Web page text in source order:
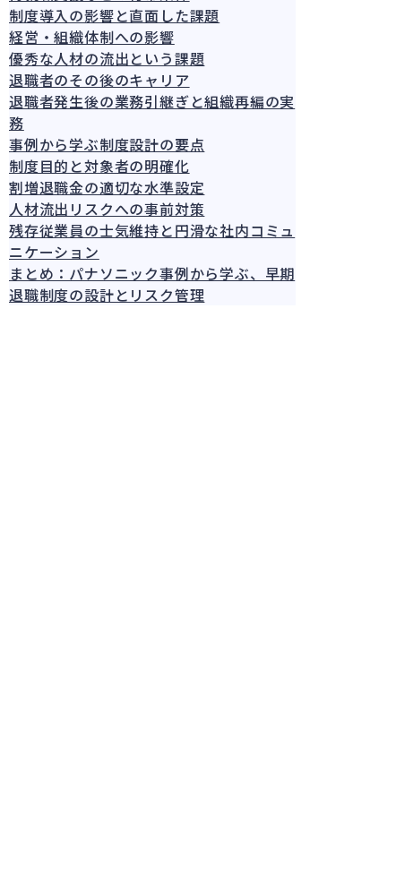
制度導入の影響と直面した課題
経営・組織体制への影響
優秀な人材の流出という課題
退職者のその後のキャリア
退職者発生後の業務引継ぎと組織再編の実
務
事例から学ぶ制度設計の要点
制度目的と対象者の明確化
割増退職金の適切な水準設定
人材流出リスクへの事前対策
残存従業員の士気維持と円滑な社内コミュ
ニケーション
まとめ：パナソニック事例から学ぶ、早期
退職制度の設計とリスク管理